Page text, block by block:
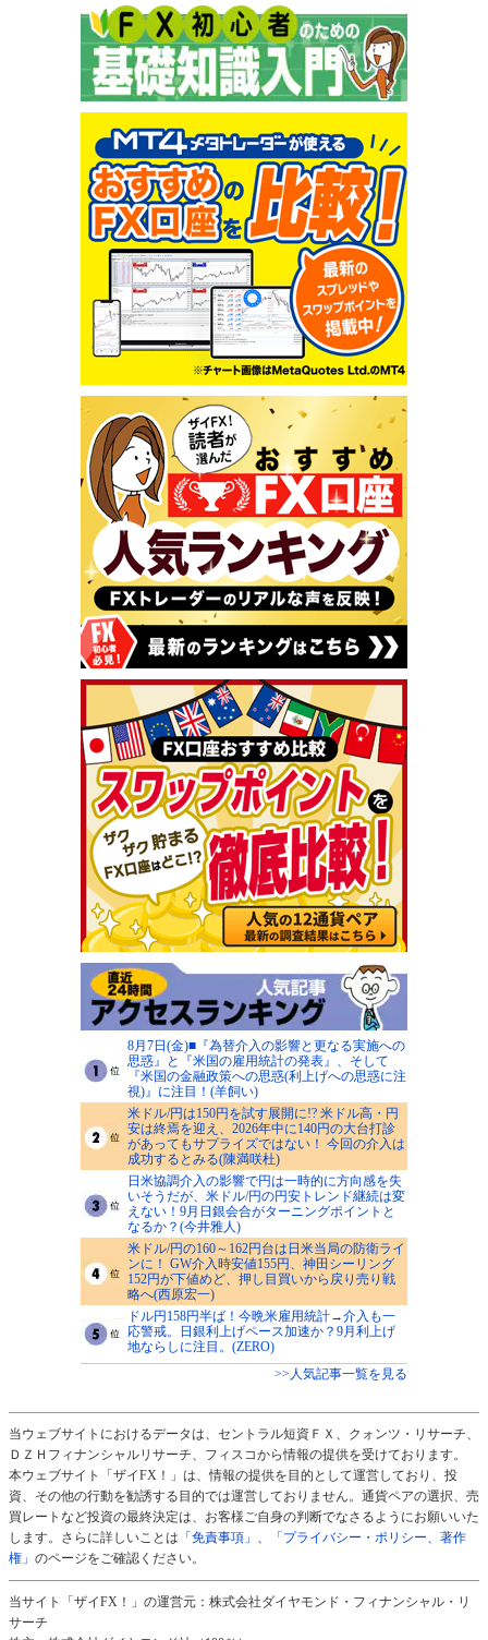
8月7日(金)■『為替介入の影響と更なる実施への
思惑』と『米国の雇用統計の発表』、そして
『米国の金融政策への思惑(利上げへの思惑に注
視)』に注目！(羊飼い)
米ドル/円は150円を試す展開に!? 米ドル高・円
安は終焉を迎え、2026年中に140円の大台打診
があってもサプライズではない！ 今回の介入は
成功するとみる(陳満咲杜)
日米協調介入の影響で円は一時的に方向感を失
いそうだが、米ドル/円の円安トレンド継続は変
えない！9月日銀会合がターニングポイントと
なるか？(今井雅人)
米ドル/円の160～162円台は日米当局の防衛ライ
ンに！ GW介入時安値155円、神田シーリング
152円が下値めど、押し目買いから戻り売り戦
略へ(西原宏一)
ドル円158円半ば！今晩米雇用統計→介入も一
応警戒。日銀利上げペース加速か？9月利上げ
地ならしに注目。(ZERO)
>>人気記事一覧を見る
当ウェブサイトにおけるデータは、セントラル短資ＦＸ、クォンツ・リサーチ、
ＤＺＨフィナンシャルリサーチ、フィスコから情報の提供を受けております。
本ウェブサイト「ザイFX！」は、情報の提供を目的として運営しており、投
資、その他の行動を勧誘する目的では運営しておりません。通貨ペアの選択、売
買レートなど投資の最終決定は、お客様ご自身の判断でなさるようにお願いいた
します。さらに詳しいことは 「免責事項」
「プライバシー・ポリシー、著作
権」 のページをご確認ください。
当サイト「ザイFX！」の運営元：株式会社ダイヤモンド・フィナンシャル・リ
サーチ